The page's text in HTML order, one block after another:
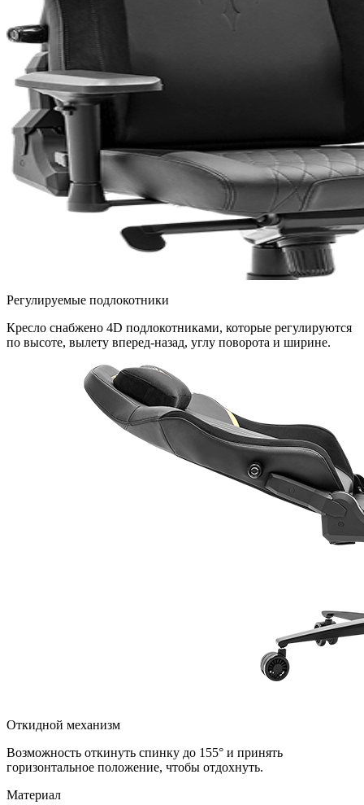
Регулируемые подлокотники
Кресло снабжено 4D подлокотниками, которые регулируются
по высоте, вылету вперед-назад, углу поворота и ширине.
Откидной механизм
Возможность откинуть спинку до 155° и принять
горизонтальное положение, чтобы отдохнуть.
Материал